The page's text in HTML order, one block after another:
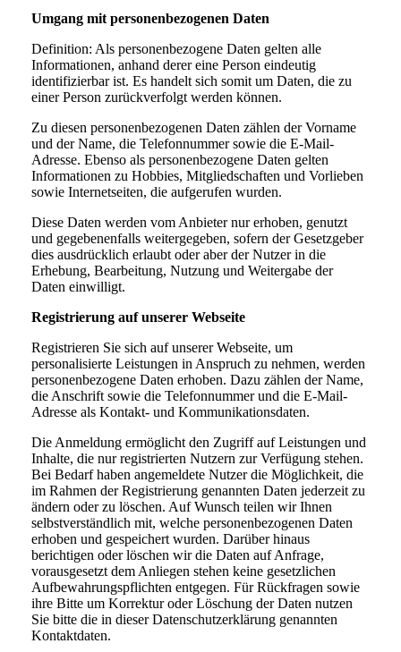
Umgang mit personenbezogenen Daten
Definition: Als personenbezogene Daten gelten alle
Informationen, anhand derer eine Person eindeutig
identifizierbar ist. Es handelt sich somit um Daten, die zu
einer Person zurückverfolgt werden können.
Zu diesen personenbezogenen Daten zählen der Vorname
und der Name, die Telefonnummer sowie die E-Mail-
Adresse. Ebenso als personenbezogene Daten gelten
Informationen zu Hobbies, Mitgliedschaften und Vorlieben
sowie Internetseiten, die aufgerufen wurden.
Diese Daten werden vom Anbieter nur erhoben, genutzt
und gegebenenfalls weitergegeben, sofern der Gesetzgeber
dies ausdrücklich erlaubt oder aber der Nutzer in die
Erhebung, Bearbeitung, Nutzung und Weitergabe der
Daten einwilligt.
Registrierung auf unserer Webseite
Registrieren Sie sich auf unserer Webseite, um
personalisierte Leistungen in Anspruch zu nehmen, werden
personenbezogene Daten erhoben. Dazu zählen der Name,
die Anschrift sowie die Telefonnummer und die E-Mail-
Adresse als Kontakt- und Kommunikationsdaten.
Die Anmeldung ermöglicht den Zugriff auf Leistungen und
Inhalte, die nur registrierten Nutzern zur Verfügung stehen.
Bei Bedarf haben angemeldete Nutzer die Möglichkeit, die
im Rahmen der Registrierung genannten Daten jederzeit zu
ändern oder zu löschen. Auf Wunsch teilen wir Ihnen
selbstverständlich mit, welche personenbezogenen Daten
erhoben und gespeichert wurden. Darüber hinaus
berichtigen oder löschen wir die Daten auf Anfrage,
vorausgesetzt dem Anliegen stehen keine gesetzlichen
Aufbewahrungspflichten entgegen. Für Rückfragen sowie
ihre Bitte um Korrektur oder Löschung der Daten nutzen
Sie bitte die in dieser Datenschutzerklärung genannten
Kontaktdaten.